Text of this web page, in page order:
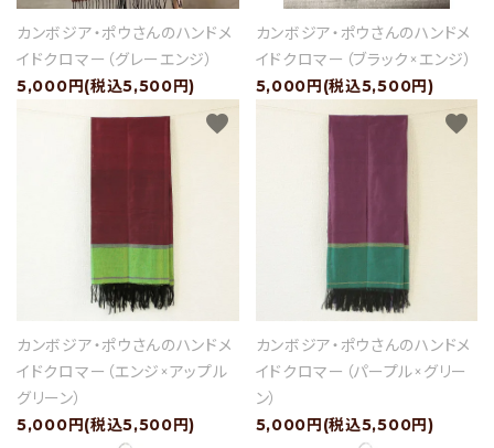
カンボジア・ポウさんのハンドメ
イドクロマー（グレーエンジ）
5,000円(税込5,500円)
カンボジア・ポウさんのハンドメ
イドクロマー（ブラック×エンジ）
5,000円(税込5,500円)
カンボジア・ポウさんのハンドメ
イドクロマー（エンジ×アップル
グリーン）
5,000円(税込5,500円)
favorite
カンボジア・ポウさんのハンドメ
イドクロマー（パープル×グリー
ン）
5,000円(税込5,500円)
favorite